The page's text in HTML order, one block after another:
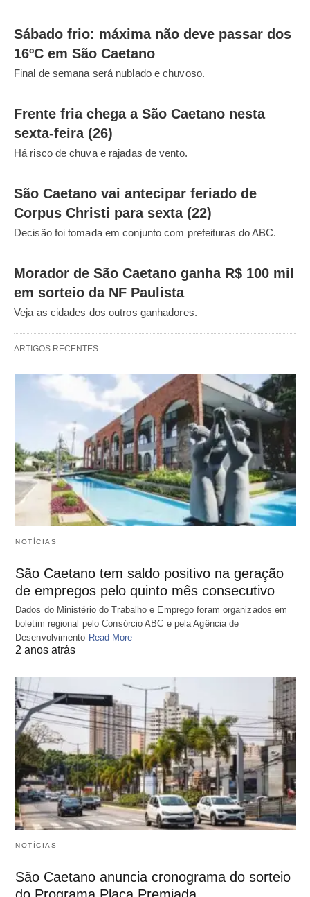
Sábado frio: máxima não deve passar dos
16ºC em São Caetano
Final de semana será nublado e chuvoso.
Frente fria chega a São Caetano nesta
sexta-feira (26)
Há risco de chuva e rajadas de vento.
São Caetano vai antecipar feriado de
Corpus Christi para sexta (22)
Decisão foi tomada em conjunto com prefeituras do ABC.
Morador de São Caetano ganha R$ 100 mil
em sorteio da NF Paulista
Veja as cidades dos outros ganhadores.
ARTIGOS RECENTES
NOTÍCIAS
São Caetano tem saldo positivo na geração
de empregos pelo quinto mês consecutivo
Dados do Ministério do Trabalho e Emprego foram organizados em
boletim regional pelo Consórcio ABC e pela Agência de
Desenvolvimento Read More
2 anos atrás
NOTÍCIAS
São Caetano anuncia cronograma do sorteio